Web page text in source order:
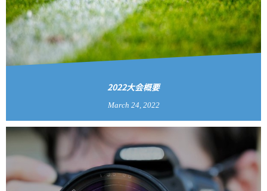
2022大会概要
March 24 2022